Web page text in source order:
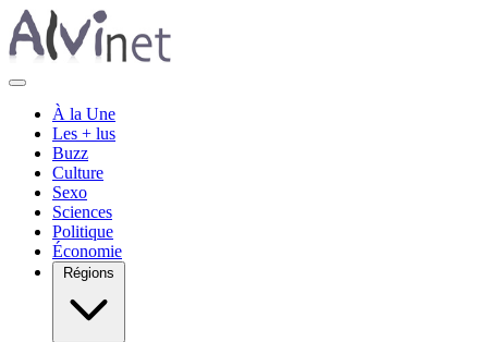
À la Une
Les + lus
Buzz
Culture
Sexo
Sciences
Politique
Économie
Régions